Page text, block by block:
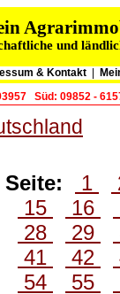
und
& Kontakt
Süd: 09852 -
Seite: 1
15
16
28
29
41
42
54
55